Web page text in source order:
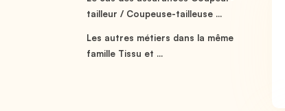
tailleur / Coupeuse-tailleuse ...
Les autres métiers dans la même
famille Tissu et ...